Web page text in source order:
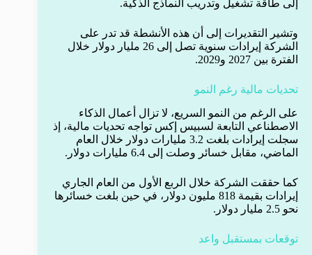
إلى طاقة تشغيل وتدريب النماذج الذكية.
وتشير التقديرات إلى أن هذه الأنشطة قد تدر على
الشركة إيرادات سنوية تصل إلى 26 مليار دولار خلال
الفترة بين 2027 و2029.
تحديات مالية رغم النمو
على الرغم من النمو السريع، لا تزال أعمال الذكاء
الاصطناعي التابعة لسبيس إكس تواجه تحديات مالية، إذ
سجلت إيرادات بلغت 3.2 مليارات دولار خلال العام
الماضي، مقابل خسائر وصلت إلى 6.4 مليارات دولار.
كما حققت الشركة خلال الربع الأول من العام الجاري
إيرادات بقيمة 818 مليون دولار، في حين بلغت خسائرها
نحو 2.5 مليار دولار.
توقعات بمستقبل واعد